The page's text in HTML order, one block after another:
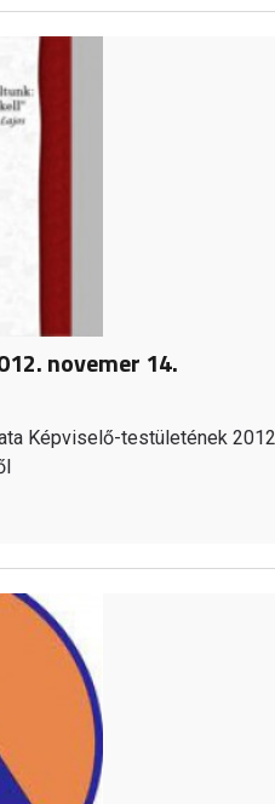
novemer 14.
Képviselő-testületének